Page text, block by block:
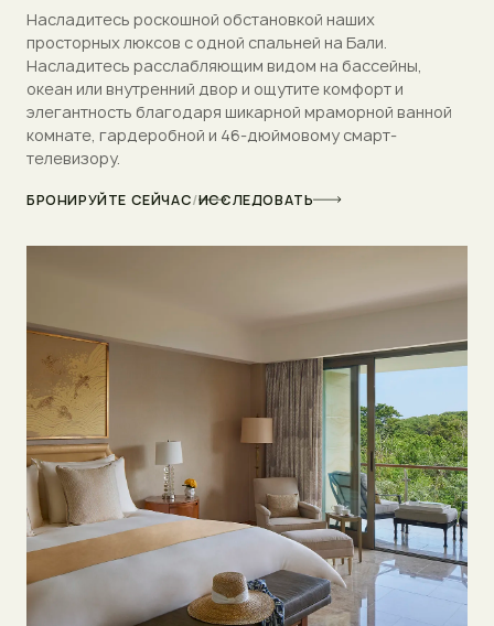
Насладитесь роскошной обстановкой наших
просторных люксов с одной спальней на Бали.
Насладитесь расслабляющим видом на бассейны,
океан или внутренний двор и ощутите комфорт и
элегантность благодаря шикарной мраморной ванной
комнате, гардеробной и 46-дюймовому смарт-
телевизору.
БРОНИРУЙТЕ СЕЙЧАС/ИССЛЕДОВАТЬ